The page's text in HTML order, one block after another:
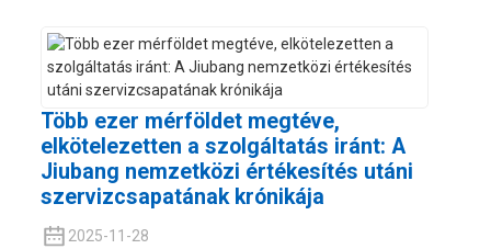
Több ezer mérföldet megtéve,
elkötelezetten a szolgáltatás iránt: A
Jiubang nemzetközi értékesítés utáni
szervizcsapatának krónikája
2025-11-28